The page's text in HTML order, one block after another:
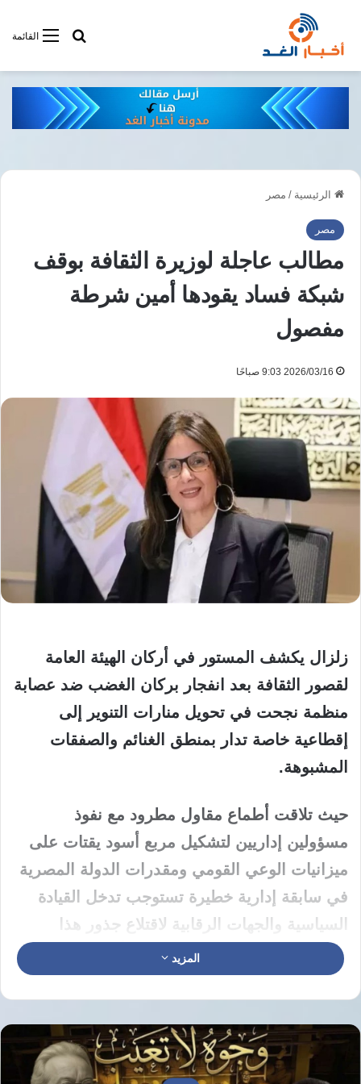
القائمةأبحت فى
الرئيسية / مصر
مصر
مطالب عاجلة لوزيرة الثقافة بوقف
شبكة فساد يقودها أمين شرطة
مفصول
2026/03/16 9:03 صباحًا
زلزال يكشف المستور في أركان الهيئة العامة
لقصور الثقافة بعد انفجار بركان الغضب ضد عصابة
منظمة نجحت في تحويل منارات التنوير إلى
إقطاعية خاصة تدار بمنطق الغنائم والصفقات
المشبوهة.
حيث تلاقت أطماع مقاول مطرود مع نفوذ
مسؤولين إداريين لتشكيل مربع أسود يقتات على
ميزانيات الوعي القومي ومقدرات الدولة المصرية
في سابقة إدارية خطيرة تستوجب تدخل القيادة
السياسية والجهات الرقابية لاقتلاع جذور هذا
التنظيم الذي استباح المال العام وأهدر كرامة
المؤسسة الثقافية العريقة تحت ستار وهمي من
نار الفساد تحرق حصون التنوير
المزيد